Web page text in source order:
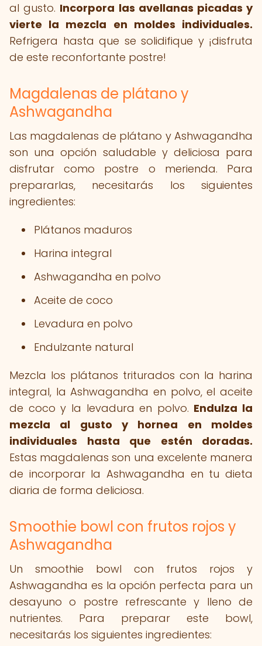
al gusto. Incorpora las avellanas picadas y
vierte la mezcla en moldes individuales.
Refrigera hasta que se solidifique y ¡disfruta
de este reconfortante postre!
Magdalenas de plátano y
Ashwagandha
Las magdalenas de plátano y Ashwagandha
son una opción saludable y deliciosa para
disfrutar como postre o merienda. Para
prepararlas, necesitarás los siguientes
ingredientes:
Plátanos maduros
Harina integral
Ashwagandha en polvo
Aceite de coco
Levadura en polvo
Endulzante natural
Mezcla los plátanos triturados con la harina
integral, la Ashwagandha en polvo, el aceite
de coco y la levadura en polvo. Endulza la
mezcla al gusto y hornea en moldes
individuales hasta que estén doradas.
Estas magdalenas son una excelente manera
de incorporar la Ashwagandha en tu dieta
diaria de forma deliciosa.
Smoothie bowl con frutos rojos y
Ashwagandha
Un smoothie bowl con frutos rojos y
Ashwagandha es la opción perfecta para un
desayuno o postre refrescante y lleno de
nutrientes. Para preparar este bowl,
necesitarás los siguientes ingredientes: